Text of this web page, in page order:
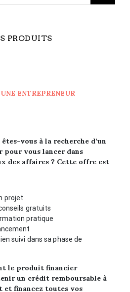
PRODUITS
ENTREPRENEUR
vous à la recherche d’un
pour vous lancer dans
des affaires ? Cette offre est
projet
gratuits
pratique
suivi dans sa phase de
le produit financier
un crédit remboursable à
et financez toutes vos